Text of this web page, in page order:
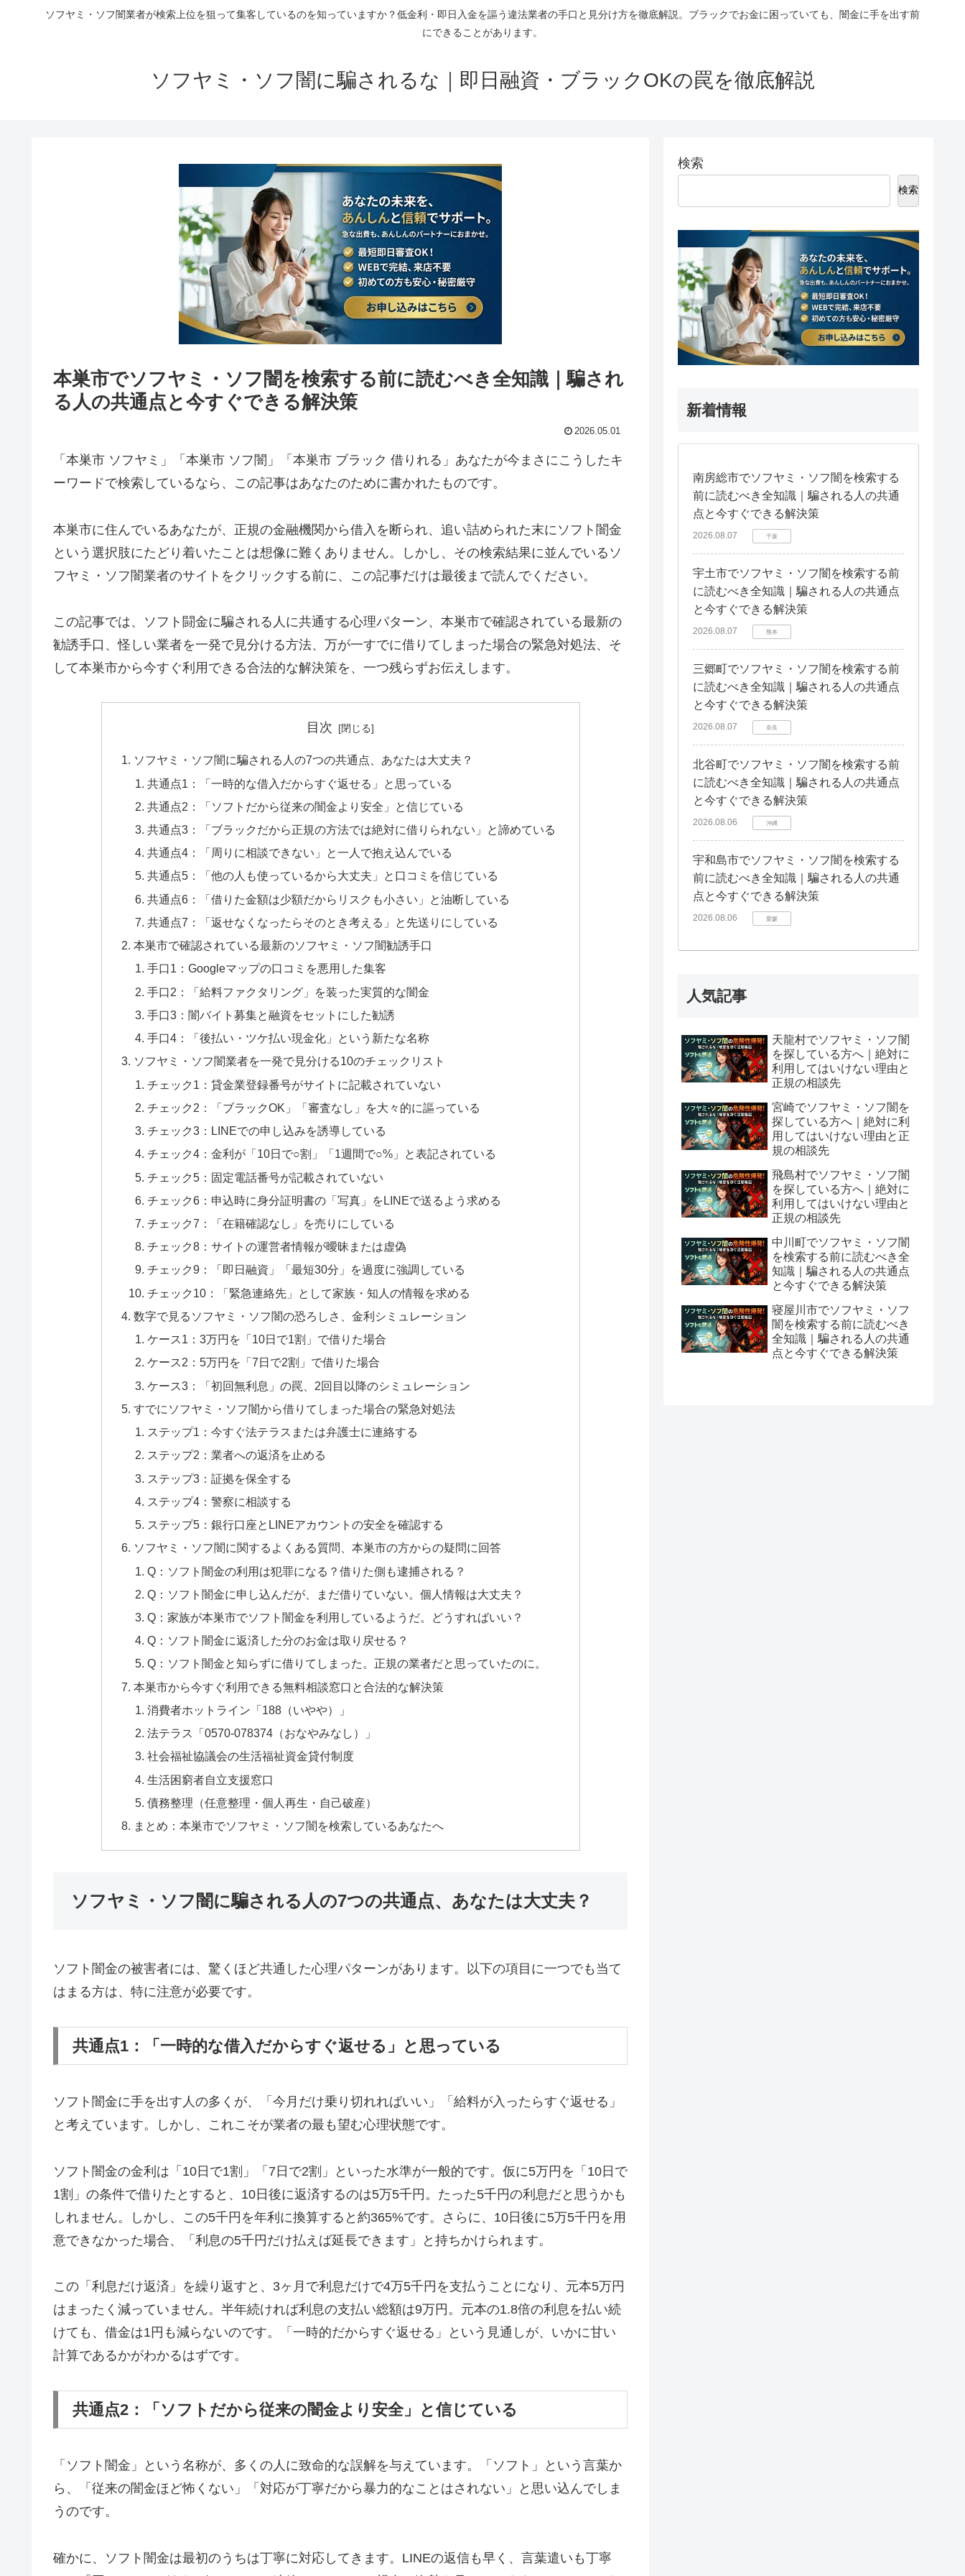
ソフヤミ・ソフ闇業者が検索上位を狙って集客しているのを知っていますか？低金利・即日入金を謳う違法業者の手口と見分け方を徹底解説。ブラックでお金に困っていても、闇金に手を出す前
にできることがあります。
ソフヤミ・ソフ闇に騙されるな｜即日融資・ブラックOKの罠を徹底解説
本巣市でソフヤミ・ソフ闇を検索する前に読むべき全知識｜騙され
る人の共通点と今すぐできる解決策
2026.05.01
「本巣市 ソフヤミ」「本巣市 ソフ闇」「本巣市 ブラック 借りれる」あなたが今まさにこうしたキ
ーワードで検索しているなら、この記事はあなたのために書かれたものです。
本巣市に住んでいるあなたが、正規の金融機関から借入を断られ、追い詰められた末にソフト闇金
という選択肢にたどり着いたことは想像に難くありません。しかし、その検索結果に並んでいるソ
フヤミ・ソフ闇業者のサイトをクリックする前に、この記事だけは最後まで読んでください。
この記事では、ソフト闘金に騙される人に共通する心理パターン、本巣市で確認されている最新の
勧誘手口、怪しい業者を一発で見分ける方法、万が一すでに借りてしまった場合の緊急対処法、そ
して本巣市から今すぐ利用できる合法的な解決策を、一つ残らずお伝えします。
目次
ソフヤミ・ソフ闇に騙される人の7つの共通点、あなたは大丈夫？
共通点1：「一時的な借入だからすぐ返せる」と思っている
共通点2：「ソフトだから従来の闇金より安全」と信じている
共通点3：「ブラックだから正規の方法では絶対に借りられない」と諦めている
共通点4：「周りに相談できない」と一人で抱え込んでいる
共通点5：「他の人も使っているから大丈夫」と口コミを信じている
共通点6：「借りた金額は少額だからリスクも小さい」と油断している
共通点7：「返せなくなったらそのとき考える」と先送りにしている
本巣市で確認されている最新のソフヤミ・ソフ闇勧誘手口
手口1：Googleマップの口コミを悪用した集客
手口2：「給料ファクタリング」を装った実質的な闇金
手口3：闇バイト募集と融資をセットにした勧誘
手口4：「後払い・ツケ払い現金化」という新たな名称
ソフヤミ・ソフ闇業者を一発で見分ける10のチェックリスト
チェック1：貸金業登録番号がサイトに記載されていない
チェック2：「ブラックOK」「審査なし」を大々的に謳っている
チェック3：LINEでの申し込みを誘導している
チェック4：金利が「10日で○割」「1週間で○%」と表記されている
チェック5：固定電話番号が記載されていない
チェック6：申込時に身分証明書の「写真」をLINEで送るよう求める
チェック7：「在籍確認なし」を売りにしている
チェック8：サイトの運営者情報が曖昧または虚偽
チェック9：「即日融資」「最短30分」を過度に強調している
チェック10：「緊急連絡先」として家族・知人の情報を求める
数字で見るソフヤミ・ソフ闇の恐ろしさ、金利シミュレーション
ケース1：3万円を「10日で1割」で借りた場合
ケース2：5万円を「7日で2割」で借りた場合
ケース3：「初回無利息」の罠、2回目以降のシミュレーション
すでにソフヤミ・ソフ闇から借りてしまった場合の緊急対処法
ステップ1：今すぐ法テラスまたは弁護士に連絡する
ステップ2：業者への返済を止める
ステップ3：証拠を保全する
ステップ4：警察に相談する
ステップ5：銀行口座とLINEアカウントの安全を確認する
ソフヤミ・ソフ闇に関するよくある質問、本巣市の方からの疑問に回答
Q：ソフト闇金の利用は犯罪になる？借りた側も逮捕される？
Q：ソフト闇金に申し込んだが、まだ借りていない。個人情報は大丈夫？
Q：家族が本巣市でソフト闇金を利用しているようだ。どうすればいい？
Q：ソフト闇金に返済した分のお金は取り戻せる？
Q：ソフト闇金と知らずに借りてしまった。正規の業者だと思っていたのに。
本巣市から今すぐ利用できる無料相談窓口と合法的な解決策
消費者ホットライン「188（いやや）」
法テラス「0570-078374（おなやみなし）」
社会福祉協議会の生活福祉資金貸付制度
生活困窮者自立支援窓口
債務整理（任意整理・個人再生・自己破産）
まとめ：本巣市でソフヤミ・ソフ闇を検索しているあなたへ
ソフヤミ・ソフ闇に騙される人の7つの共通点、あなたは大丈夫？
ソフト闇金の被害者には、驚くほど共通した心理パターンがあります。以下の項目に一つでも当て
はまる方は、特に注意が必要です。
共通点1：「一時的な借入だからすぐ返せる」と思っている
ソフト闇金に手を出す人の多くが、「今月だけ乗り切れればいい」「給料が入ったらすぐ返せる」
と考えています。しかし、これこそが業者の最も望む心理状態です。
ソフト闇金の金利は「10日で1割」「7日で2割」といった水準が一般的です。仮に5万円を「10日で
1割」の条件で借りたとすると、10日後に返済するのは5万5千円。たった5千円の利息だと思うかも
しれません。しかし、この5千円を年利に換算すると約365%です。さらに、10日後に5万5千円を用
意できなかった場合、「利息の5千円だけ払えば延長できます」と持ちかけられます。
この「利息だけ返済」を繰り返すと、3ヶ月で利息だけで4万5千円を支払うことになり、元本5万円
はまったく減っていません。半年続ければ利息の支払い総額は9万円。元本の1.8倍の利息を払い続
けても、借金は1円も減らないのです。「一時的だからすぐ返せる」という見通しが、いかに甘い
計算であるかがわかるはずです。
共通点2：「ソフトだから従来の闇金より安全」と信じている
「ソフト闇金」という名称が、多くの人に致命的な誤解を与えています。「ソフト」という言葉か
ら、「従来の闇金ほど怖くない」「対応が丁寧だから暴力的なことはされない」と思い込んでしま
うのです。
確かに、ソフト闇金は最初のうちは丁寧に対応してきます。LINEの返信も早く、言葉遣いも丁寧
検索
検索
新着情報
南房総市でソフヤミ・ソフ闇を検索する
前に読むべき全知識｜騙される人の共通
点と今すぐできる解決策
2026.08.07 千葉
宇土市でソフヤミ・ソフ闇を検索する前
に読むべき全知識｜騙される人の共通点
と今すぐできる解決策
2026.08.07 熊本
三郷町でソフヤミ・ソフ闇を検索する前
に読むべき全知識｜騙される人の共通点
と今すぐできる解決策
2026.08.07 奈良
北谷町でソフヤミ・ソフ闇を検索する前
に読むべき全知識｜騙される人の共通点
と今すぐできる解決策
2026.08.06 沖縄
宇和島市でソフヤミ・ソフ闇を検索する
前に読むべき全知識｜騙される人の共通
点と今すぐできる解決策
2026.08.06 愛媛
人気記事
天龍村でソフヤミ・ソフ闇
を探している方へ｜絶対に
利用してはいけない理由と
正規の相談先
宮崎でソフヤミ・ソフ闇を
探している方へ｜絶対に利
用してはいけない理由と正
規の相談先
飛島村でソフヤミ・ソフ闇
を探している方へ｜絶対に
利用してはいけない理由と
正規の相談先
中川町でソフヤミ・ソフ闇
を検索する前に読むべき全
知識｜騙される人の共通点
と今すぐできる解決策
寝屋川市でソフヤミ・ソフ
闇を検索する前に読むべき
全知識｜騙される人の共通
点と今すぐできる解決策